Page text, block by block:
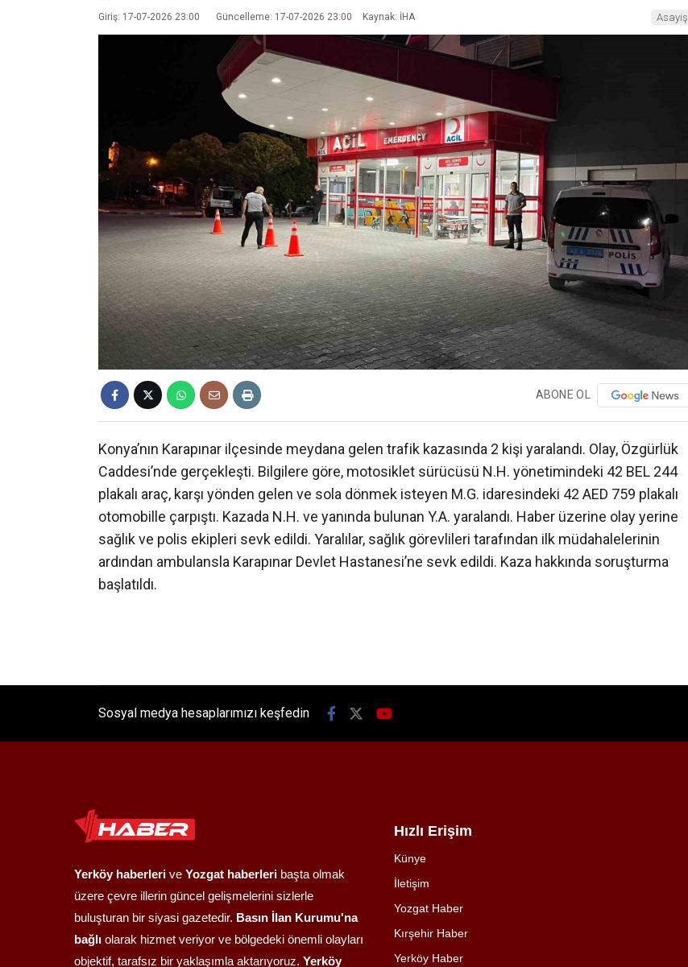
Giriş: 17-07-2026 23:00 Güncelleme: 17-07-2026 23:00 Kaynak: İHA Asayiş
ABONE OL
Konya’nın Karapınar ilçesinde meydana gelen trafik kazasında 2 kişi yaralandı. Olay, Özgürlük
Caddesi’nde gerçekleşti. Bilgilere göre, motosiklet sürücüsü N.H. yönetimindeki 42 BEL 244
plakalı araç, karşı yönden gelen ve sola dönmek isteyen M.G. idaresindeki 42 AED 759 plakalı
otomobille çarpıştı. Kazada N.H. ve yanında bulunan Y.A. yaralandı. Haber üzerine olay yerine
sağlık ve polis ekipleri sevk edildi. Yaralılar, sağlık görevlileri tarafından ilk müdahalelerinin
ardından ambulansla Karapınar Devlet Hastanesi’ne sevk edildi. Kaza hakkında soruşturma
başlatıldı.
Sosyal medya hesaplarımızı keşfedin
Yerköy haberleri ve Yozgat haberleri başta olmak
üzere çevre illerin güncel gelişmelerini sizlerle
buluşturan bir siyasi gazetedir. Basın İlan Kurumu'na
bağlı olarak hizmet veriyor ve bölgedeki önemli olayları
objektif, tarafsız bir yaklaşımla aktarıyoruz. Yerköy
Hızlı Erişim
Künye
İletişim
Yozgat Haber
Kırşehir Haber
Yerköy Haber